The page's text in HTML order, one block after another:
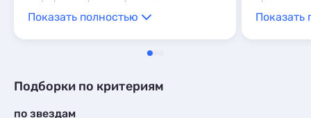
слышимость, что можно
Комментарий: в целом все понравилось
Показать полностью
центре
Показать
Подборки по критериям
по звездам